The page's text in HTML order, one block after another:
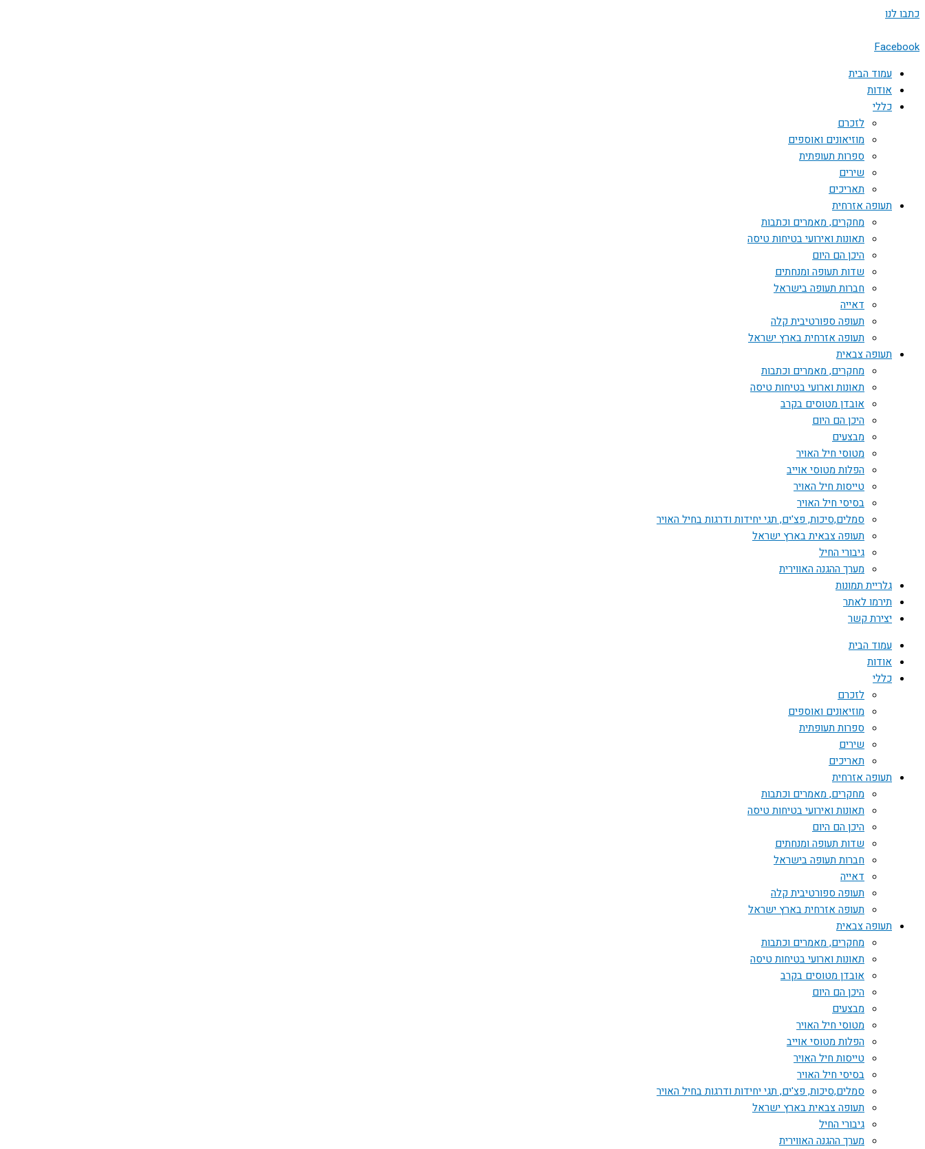
דילוג
כתבו לנו
Facebook
עמוד הבית
אודות
כללי
לזכרם
מוזיאונים ואוספים
ספרות תעופתית
שירים
תאריכים
תעופה אזרחית
מחקרים, מאמרים וכתבות
תאונות ואירועי בטיחות טיסה
היכן הם היום
שדות תעופה ומנחתים
חברות תעופה בישראל
דאייה
תעופה ספורטיבית קלה
תעופה אזרחית בארץ ישראל
תעופה צבאית
מחקרים, מאמרים וכתבות
תאונות וארועי בטיחות טיסה
אובדן מטוסים בקרב
היכן הם היום
מבצעים
מטוסי חיל האויר
הפלות מטוסי אוייב
טייסות חיל האויר
בסיסי חיל האויר
סמלים,סיכות, פצ'ים, תגי יחידות ודרגות בחיל האויר
תעופה צבאית בארץ ישראל
גיבורי החיל
מערך ההגנה האווירית
גלריית תמונות
תירמו לאתר
יצירת קשר
עמוד הבית
אודות
כללי
לזכרם
מוזיאונים ואוספים
ספרות תעופתית
שירים
תאריכים
תעופה אזרחית
מחקרים, מאמרים וכתבות
תאונות ואירועי בטיחות טיסה
היכן הם היום
שדות תעופה ומנחתים
חברות תעופה בישראל
דאייה
תעופה ספורטיבית קלה
תעופה אזרחית בארץ ישראל
תעופה צבאית
מחקרים, מאמרים וכתבות
תאונות וארועי בטיחות טיסה
אובדן מטוסים בקרב
היכן הם היום
מבצעים
מטוסי חיל האויר
הפלות מטוסי אוייב
טייסות חיל האויר
בסיסי חיל האויר
סמלים,סיכות, פצ'ים, תגי יחידות ודרגות בחיל האויר
תעופה צבאית בארץ ישראל
גיבורי החיל
מערך ההגנה האווירית